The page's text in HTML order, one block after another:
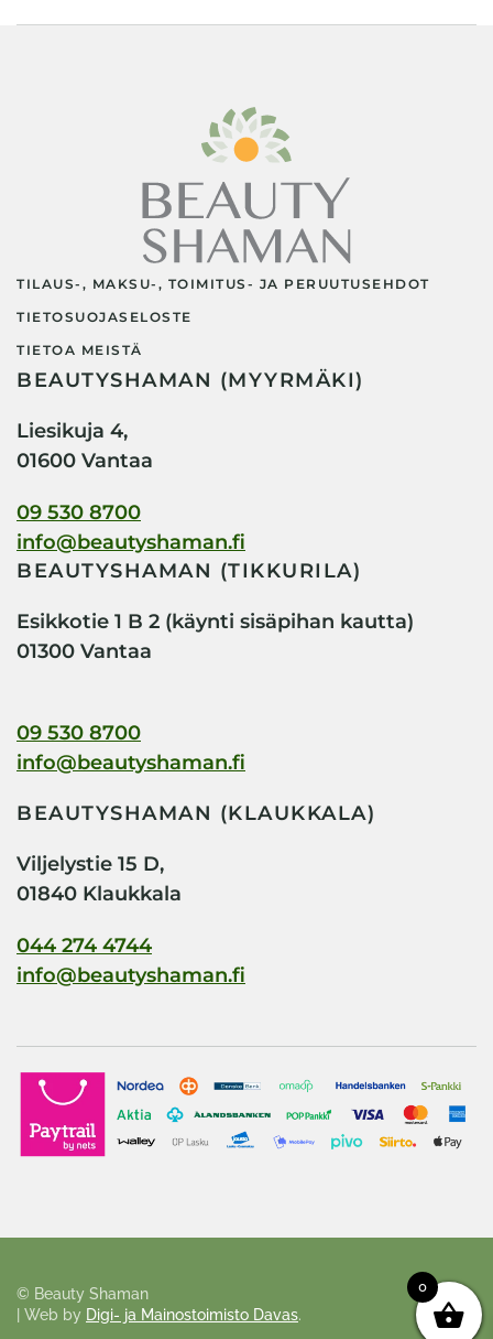
TILAUS-, MAKSU-, TOIMITUS- JA PERUUTUSEHDOT
TIETOSUOJASELOSTE
TIETOA MEISTÄ
BEAUTYSHAMAN (MYYRMÄKI)
Liesikuja 4,
01600 Vantaa
09 530 8700
info@beautyshaman.fi
BEAUTYSHAMAN (TIKKURILA)
Esikkotie 1 B 2 (käynti sisäpihan kautta)
01300 Vantaa
09 530 8700
info@beautyshaman.fi
BEAUTYSHAMAN (KLAUKKALA)
Viljelystie 15 D,
01840 Klaukkala
044 274 4744
info@beautyshaman.fi
© Beauty Shaman
| Web by Digi- ja Mainostoimisto Davas.
0